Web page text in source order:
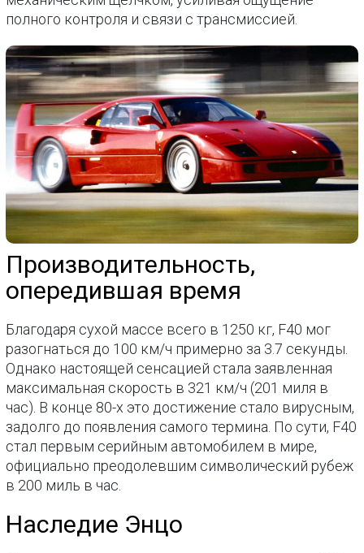
полного контроля и связи с трансмиссией.
Производительность,
опередившая время
Благодаря сухой массе всего в 1250 кг, F40 мог
разогнаться до 100 км/ч примерно за 3.7 секунды.
Однако настоящей сенсацией стала заявленная
максимальная скорость в 321 км/ч (201 миля в
час). В конце 80-х это достижение стало вирусным,
задолго до появления самого термина. По сути, F40
стал первым серийным автомобилем в мире,
официально преодолевшим символический рубеж
в 200 миль в час.
Наследие Энцо